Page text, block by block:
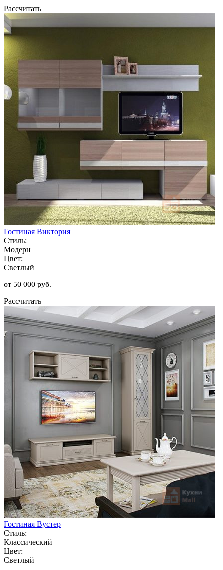
Рассчитать
Гостиная Виктория
Стиль:
Модерн
Цвет:
Светлый
от 50 000 руб.
Рассчитать
Гостиная Вустер
Стиль:
Классический
Цвет:
Светлый